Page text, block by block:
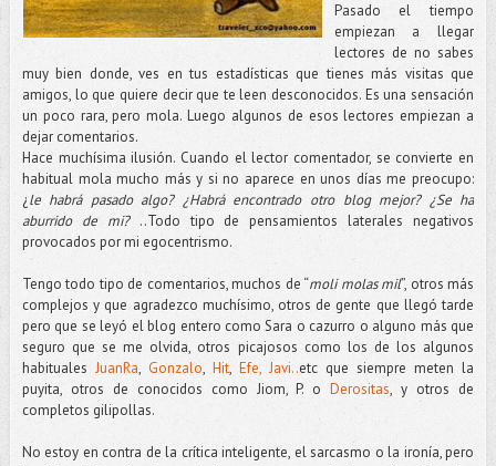
Pasado el tiempo
empiezan a llegar
lectores de no sabes
muy bien donde, ves en tus estadísticas que tienes más visitas que
amigos, lo que quiere decir que te leen desconocidos. Es una sensación
un poco rara, pero mola. Luego algunos de esos lectores empiezan a
dejar comentarios.
Hace muchísima ilusión. Cuando el lector comentador, se convierte en
habitual mola mucho más y si no aparece en unos días me preocupo:
¿le habrá pasado algo? ¿Habrá encontrado otro blog mejor? ¿Se ha
aburrido de mi?..Todo tipo de pensamientos laterales negativos
provocados por mi egocentrismo.
Tengo todo tipo de comentarios, muchos de “moli molas mil”, otros más
complejos y que agradezco muchísimo, otros de gente que llegó tarde
pero que se leyó el blog entero como Sara o cazurro o alguno más que
seguro que se me olvida, otros picajosos como los de los algunos
habituales JuanRa, Gonzalo, Hit,Efe, Javi..etc que siempre meten la
puyita, otros de conocidos como Jiom, P. oDerositas, y otros de
completos gilipollas.
No estoy en contra de la crítica inteligente, el sarcasmo o la ironía, pero